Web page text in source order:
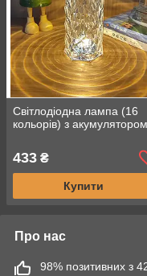
Світлодіодна лампа (16
кольорів) з акумулятором
433 ₴
Купити
Про нас
98% позитивних з